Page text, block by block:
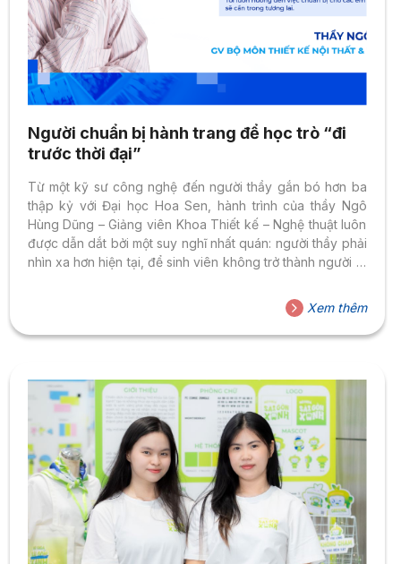
Người chuẩn bị hành trang để học trò “đi
trước thời đại”
Từ một kỹ sư công nghệ đến người thầy gắn bó hơn ba
thập kỷ với Đại học Hoa Sen, hành trình của thầy Ngô
Hùng Dũng – Giảng viên Khoa Thiết kế – Nghệ thuật luôn
được dẫn dắt bởi một suy nghĩ nhất quán: người thầy phải
nhìn xa hơn hiện tại, để sinh viên không trở thành người đi
niệm cột mốc 35 năm, cũng là tròn 35 năm thầy Ngô Hùng
Dũng đồng hành cùng Nhà trường. Một hành trình đủ dài
để chứng...
Xem thêm